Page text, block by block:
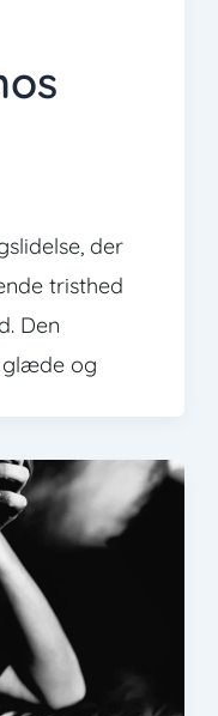
der
tristhed
Den
og